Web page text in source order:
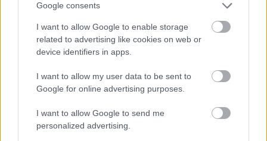
Google consents
I want to allow Google to enable storage
related to advertising like cookies on web or
device identifiers in apps.
I want to allow my user data to be sent to
Google for online advertising purposes.
I want to allow Google to send me
personalized advertising.
μια «μυστική» παραλία, από εκείνες που μας
καλούν να τις εξερευνήσουμε, εάν δεν είχαμε την
ευκαιρία να τις γνωρίσουμε μέχρι τώρα.
Μία μικρή απόδραση είναι η πρότασή μας γι’ αυτόν
τον προορισμό που βρίσκεται λίγο μετά τηνΠαλαιά
Φώκαια
, και δεν αποκλείει και την παραμονή για